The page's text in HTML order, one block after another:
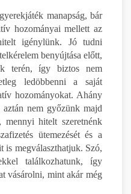
manapság, bár
hozományai mellett az
igénylünk. Jó tudni
benyújtása előtt,
terén, így biztos nem
ledöbbenni a saját
hozományokat. Ahány
nem győzünk majd
mennyi hitelt szeretnénk
ütemezését és a
is megválaszthatjuk. Szó,
találkozhatunk, így
vásárolni, mint akár még